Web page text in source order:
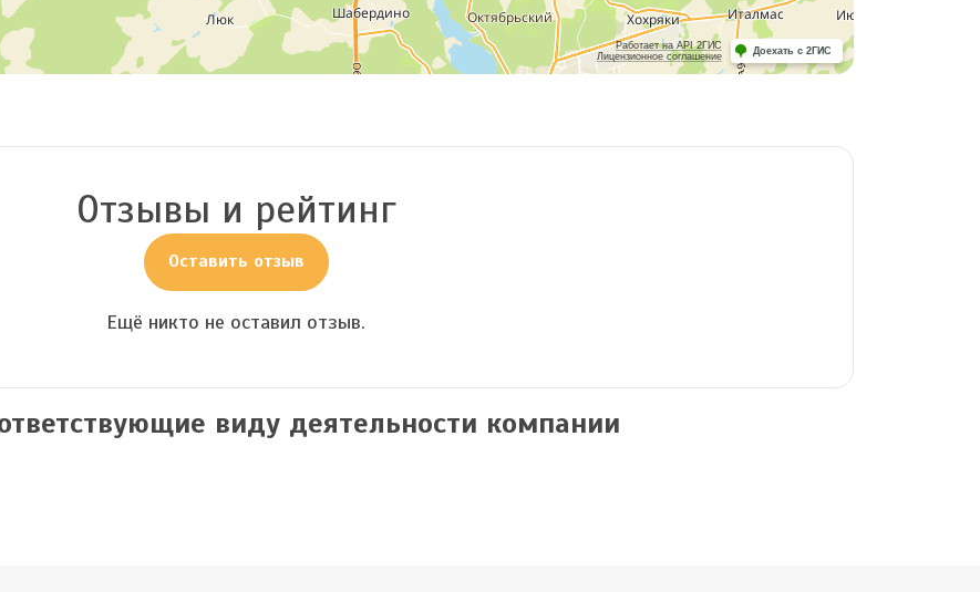
Работает на API 2ГИС
Лицензионное соглашение
Доехать с 2ГИС
Отзывы и рейтинг
Оставить отзыв
Ещё никто не оставил отзыв.
виду деятельности компании